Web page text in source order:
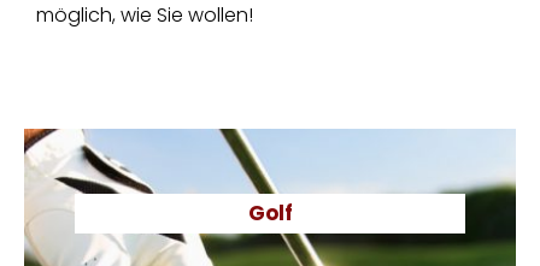
möglich, wie Sie wollen!
Golf
GOLF